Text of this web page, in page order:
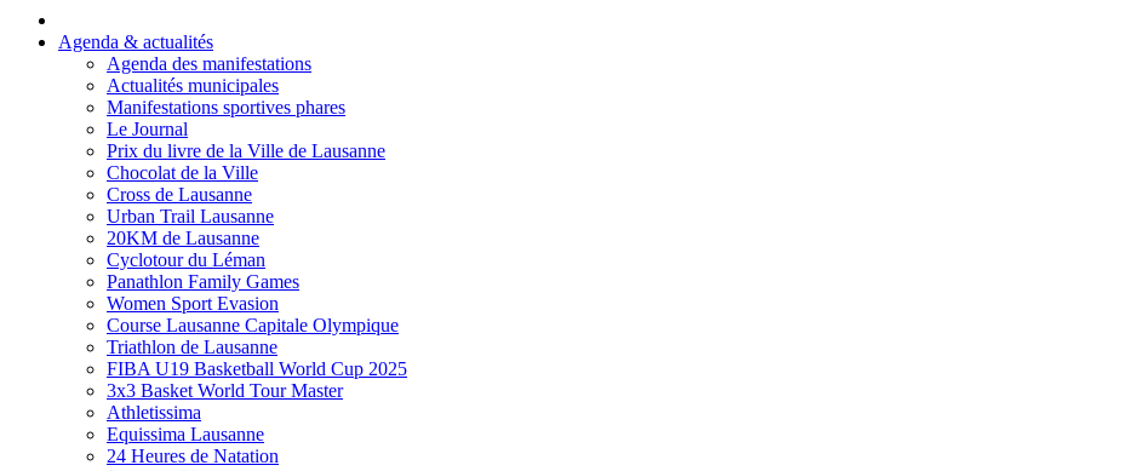
Agenda & actualités
Agenda des manifestations
Actualités municipales
Manifestations sportives phares
Le Journal
Prix du livre de la Ville de Lausanne
Chocolat de la Ville
Cross de Lausanne
Urban Trail Lausanne
20KM de Lausanne
Cyclotour du Léman
Panathlon Family Games
Women Sport Evasion
Course Lausanne Capitale Olympique
Triathlon de Lausanne
FIBA U19 Basketball World Cup 2025
3x3 Basket World Tour Master
Athletissima
Equissima Lausanne
24 Heures de Natation